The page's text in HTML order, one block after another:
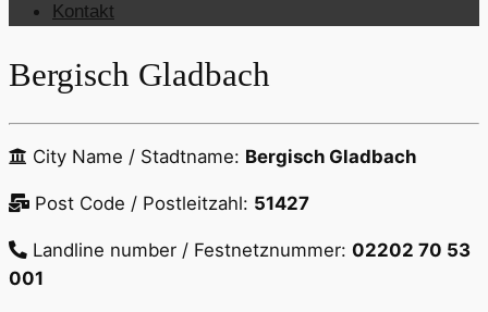
Kontakt
Bergisch Gladbach
City Name / Stadtname: Bergisch Gladbach
Post Code / Postleitzahl: 51427
Landline number / Festnetznummer: 02202 70 53
001